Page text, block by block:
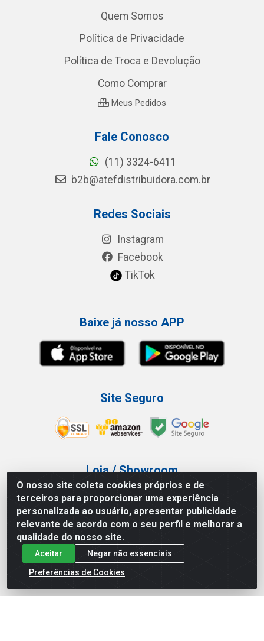
O nosso site coleta cookies próprios e de
terceiros para proporcionar uma experiência
personalizada ao usuário, apresentar publicidade
relevante de acordo com o seu perfil e melhorar a
qualidade do nosso site.
Aceitar
Negar não essenciais
Preferências de Cookies
Quem Somos
Política de Privacidade
Política de Troca e Devolução
Como Comprar
Meus Pedidos
Fale Conosco
(11) 3324-6411
b2b@atefdistribuidora.com.br
Redes Sociais
Instagram
Facebook
TikTok
Baixe já nosso APP
Site Seguro
Loja / Showroom
Tel.: (11) 3227-0546
Av Vautier, 587/597 - Pari - São Paulo/SP
Atef Distribuidora LTDA - Av. Vautier, 585/597 - Pari - São
Paulo/SP - CEP 03.032-000 - CNPJ 27.717.135/0001-29